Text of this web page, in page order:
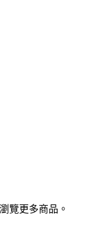
覽更多商品。